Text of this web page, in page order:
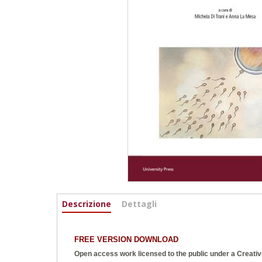
Informazioni
Descrizione (scheda
Dettagli
FREE VERSION DOWNLOAD
Open access work licensed to the public under a